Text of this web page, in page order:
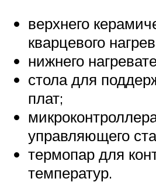
верхнего
кварцевого
нижнего
стола для
плат;
управляющего
термопар для
температур.